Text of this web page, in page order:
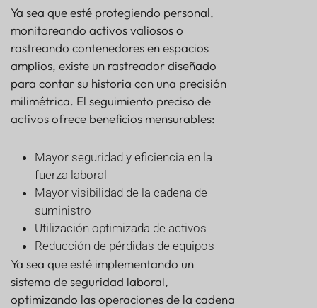
Ya sea que esté protegiendo personal,
monitoreando activos valiosos o
rastreando contenedores en espacios
amplios, existe un rastreador diseñado
para contar su historia con una precisión
milimétrica. El seguimiento preciso de
activos ofrece beneficios mensurables:
Mayor seguridad y eficiencia en la
fuerza laboral
Mayor visibilidad de la cadena de
suministro
Utilización optimizada de activos
Reducción de pérdidas de equipos
Ya sea que esté implementando un
sistema de seguridad laboral,
optimizando las operaciones de la cadena